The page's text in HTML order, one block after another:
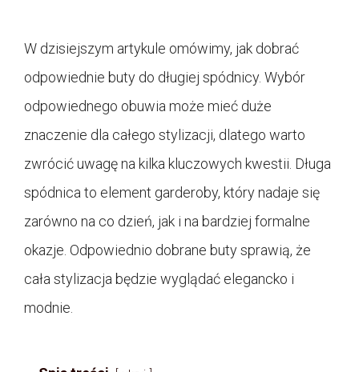
W dzisiejszym artykule omówimy, jak dobrać
odpowiednie buty do długiej spódnicy. Wybór
odpowiednego obuwia może mieć duże
znaczenie dla całego stylizacji, dlatego warto
zwrócić uwagę na kilka kluczowych kwestii. Długa
spódnica to element garderoby, który nadaje się
zarówno na co dzień, jak i na bardziej formalne
okazje. Odpowiednio dobrane buty sprawią, że
cała stylizacja będzie wyglądać elegancko i
modnie.